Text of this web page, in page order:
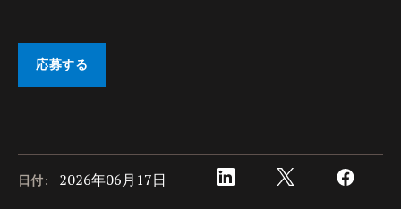
応募する
日付: 2026年06月17日